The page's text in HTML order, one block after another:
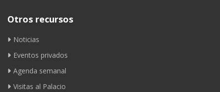
Otros recursos
Noticias
Eventos privados
Agenda semanal
Visitas al Palacio